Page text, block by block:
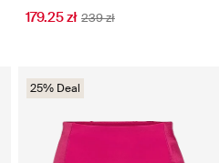
179.25 zł 239 zł
25% Deal